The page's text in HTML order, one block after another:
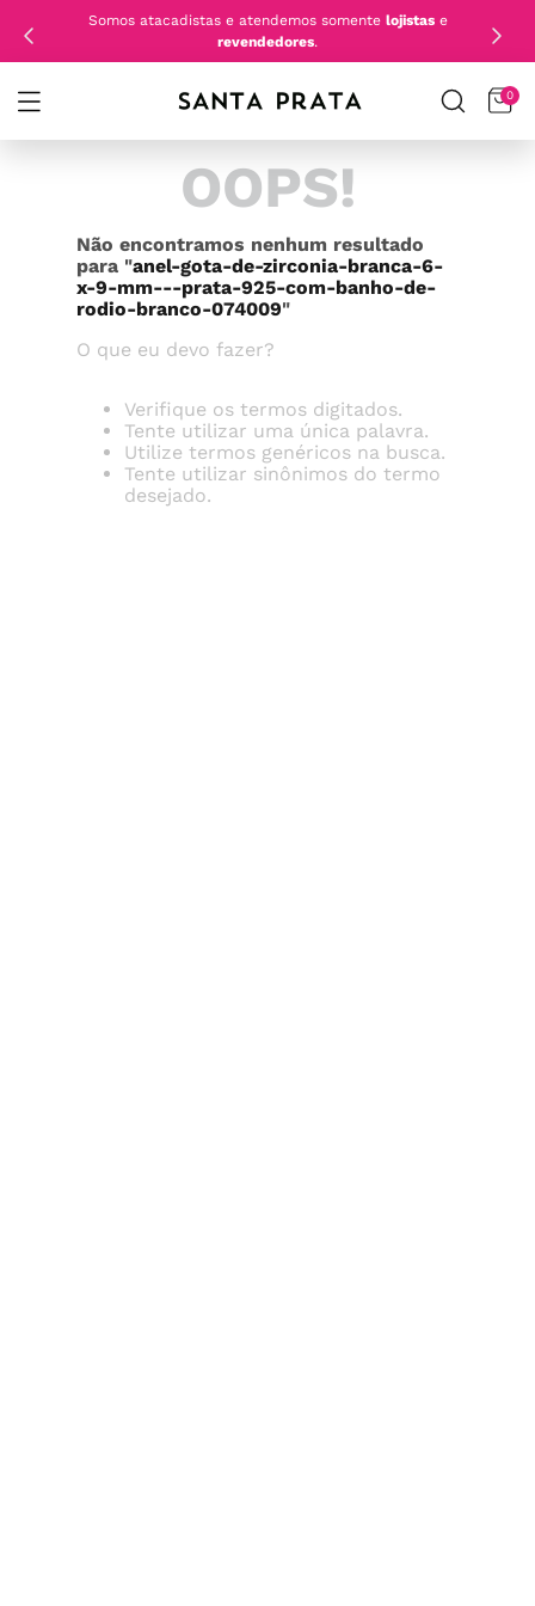
Somos atacadistas e atendemos somente lojistase
revendedores.
0
OOPS!
Não encontramos nenhum resultado
para "anel-gota-de-zirconia-branca-6-
x-9-mm---prata-925-com-banho-de-
rodio-branco-074009"
O que eu devo fazer?
Verifique os termos digitados.
Tente utilizar uma única palavra.
Utilize termos genéricos na busca.
Tente utilizar sinônimos do termo
desejado.